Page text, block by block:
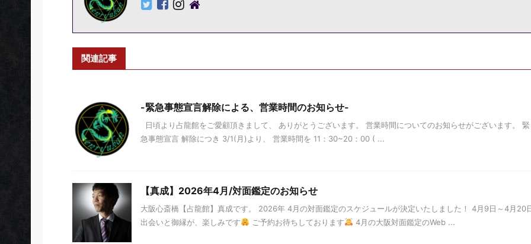
関連記事
-緊急事態宣言解除による、営業時間のお知らせ-
日頃より占龍館をご愛顧頂きまして、 ありがとうございます。 営業時間についてのお知らせがございます。 緊
急事態宣言 解除につき 3/1(月)より、 営業時間を 11：30~20：00 ( ...
【真成】2026年4月/対面鑑定のお知らせ
大阪心斎橋【占龍館】真成です。 2026年 4月の対面鑑定のスケジュールが決定いたしました！ 4月9日～4月20
出会いと御縁が、楽しみです
ご予約お待ちしております 4月の大阪対面鑑定のWeb ...